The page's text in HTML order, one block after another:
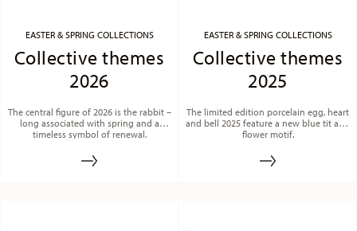
EASTER & SPRING COLLECTIONS
Collective themes
2026
The central figure of 2026 is the rabbit –
long associated with spring and a
timeless symbol of renewal.
EASTER & SPRING COLLECTIONS
Collective themes
2025
The limited edition porcelain egg, heart
and bell 2025 feature a new blue tit and
flower motif.